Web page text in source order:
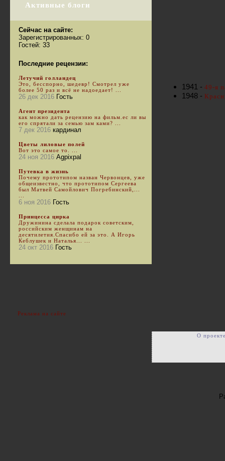
1941 - 49-я
1948 -
Активные блоги
Сейчас на сайте:
Зарегистрированных: 0
Гостей: 33
Последние рецензии:
Летучий голландец
Это, бесспорно, шедевр! Смотрел уже
более 50 раз и всё не надоедает! ...
26 дек 2016 Гость
Агент президента
как можно дать рецензию на фильм.ес ли вы
его спрятали за семью зам ками? ...
7 дек 2016 кардинал
Цветы лиловые полей
Вот это самое то. ...
24 ноя 2016 Agpixpal
Путевка в жизнь
Почему прототипом назван Червонцев, уже
общеизвестно, что прототипом Сергеева
был Матвей Самойлович Погребинский,...
6 ноя 2016 Гость
Принцесса цирка
Дружинина сделала подарок советским,
российским женщинам на
десятилетия.Спасибо ей за это. А Игорь
Кеблушек и Наталья... ...
24 окт 2016 Гость
Реклама на сайте
О